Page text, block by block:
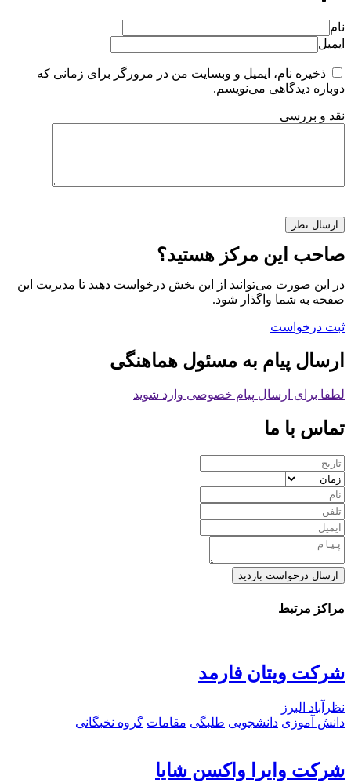
نام
ایمیل
ذخیره نام، ایمیل و وبسایت من در مرورگر برای زمانی که
دوباره دیدگاهی می‌نویسم.
نقد و بررسی
صاحب این مرکز هستید؟
در این صورت می‌توانید از این بخش درخواست دهید تا مدیریت این
صفحه به شما واگذار شود.
ثبت درخواست
ارسال پیام به مسئول هماهنگی
لطفا برای ارسال پیام خصوصی وارد شوید
تماس با ما
ارسال درخواست بازدید
مراکز مرتبط
شرکت ویتان فارمد
نظرآباد البرز
دانش آموزی دانشجویی طلبگی مقامات گروه نخبگانی
شرکت وایرا واکسن شایا